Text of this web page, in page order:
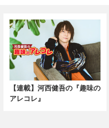
【連載】河西健吾の『趣味の
アレコレ』